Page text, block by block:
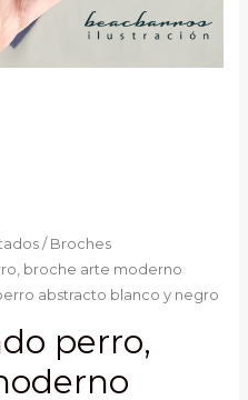
/ Broches
broche arte moderno
abstracto blanco y negro
perro,